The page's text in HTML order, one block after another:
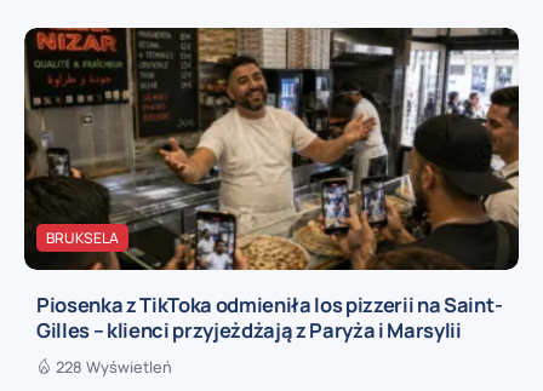
BRUKSELA
Piosenka z TikToka odmieniła los pizzerii na Saint-
Gilles – klienci przyjeżdżają z Paryża i Marsylii
228 Wyświetleń